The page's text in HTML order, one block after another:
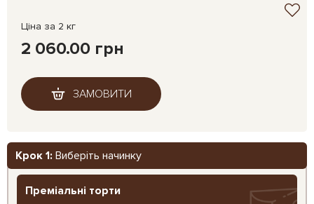
Ціна за 2 кг
2 060.00 грн
ЗАМОВИТИ
Крок 1: Виберіть начинку
Преміальні торти